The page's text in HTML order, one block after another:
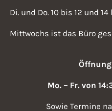
Di. und Do. 10 bis 12 und 14
Mittwochs ist das Büro
Mo. – Fr. von
Sowie Termine